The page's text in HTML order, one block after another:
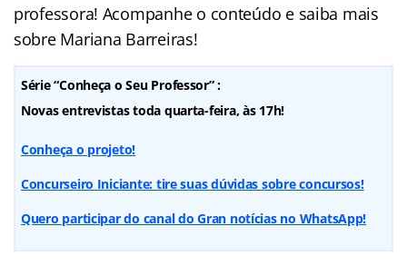
professora! Acompanhe o conteúdo e saiba mais
sobre Mariana Barreiras!
Série “Conheça o Seu Professor” :
Novas entrevistas toda quarta-feira, às 17h!
Conheça o projeto!
Concurseiro Iniciante: tire suas dúvidas sobre concursos!
Quero participar do canal do Gran notícias no WhatsApp!